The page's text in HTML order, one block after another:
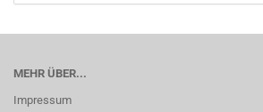
MEHR ÜBER...
Impressum